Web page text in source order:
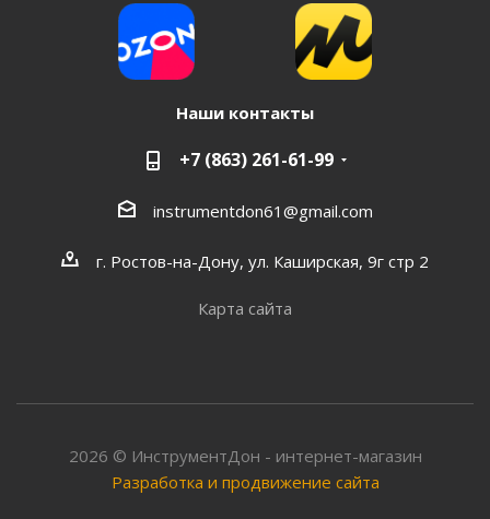
Наши контакты
+7 (863) 261-61-99
instrumentdon61@gmail.com
г. Ростов-на-Дону, ул. Каширская, 9г стр 2
Карта сайта
2026 © ИнструментДон - интернет-магазин
Разработка и продвижение сайта